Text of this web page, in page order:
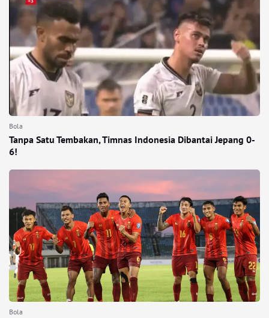
Bola
Tanpa Satu Tembakan, Timnas Indonesia Dibantai Jepang 0-
6!
Bola